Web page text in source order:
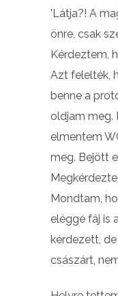
’Látja?! A
önre, csak
Kérdeztem,
Azt felelték,
benne a
oldjam meg.
elmentem
meg. Bejött
Mondtam,
eléggé fáj is
kérdezett,
császárt,